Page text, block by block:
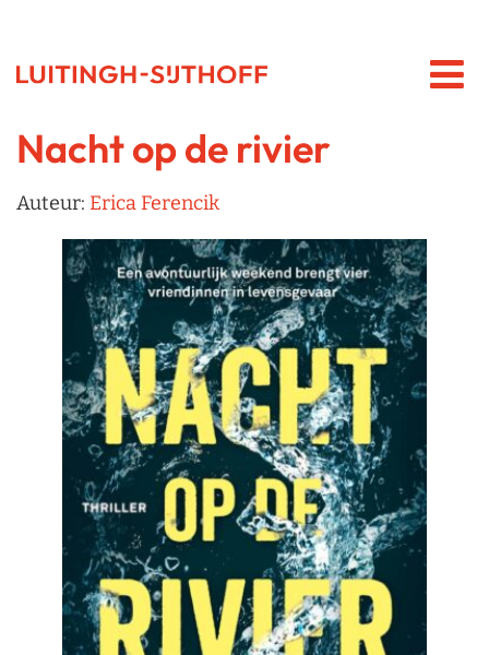
Nacht op de rivier
Auteur: Erica Ferencik